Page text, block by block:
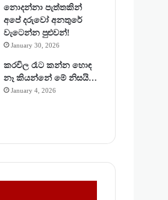
නොදන්නා පැත්තකින්
අපේ දරුවෝ අනතුරේ
වැටෙන්න පුළුවන්!
January 30, 2026
කරවිල රෑට කන්න හොඳ
නෑ කියන්නේ මේ නිසයි…
January 4, 2026